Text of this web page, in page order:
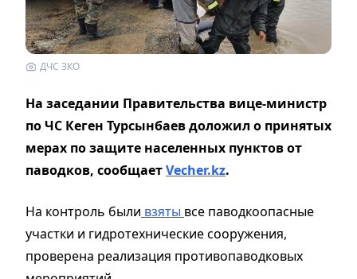
ДЧС ЗКО
На заседании Правительства вице-министр
по ЧС Кеген Турсынбаев доложил о принятых
мерах по защите населенных пунктов от
паводков, сообщаетVecher.kz.
На контроль были взяты все паводкоопасные
участки и гидротехнические сооружения,
проверена реализация противопаводковых